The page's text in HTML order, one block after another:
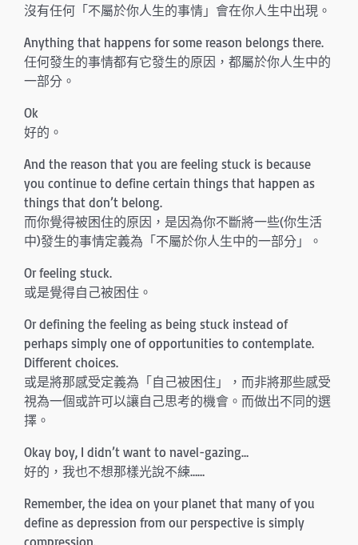
沒有任何「不屬於你人生的事情」會在你人生中出現。
Anything that happens for some reason belongs there.
任何發生的事情都有它發生的原因，都屬於你人生中的
一部分。
Ok
好的。
And the reason that you are feeling stuck is because
you continue to define certain things that happen as
things that don’t belong.
而你覺得被困住的原因，是因為你不斷將一些(你生活
中)發生的事情定義為「不屬於你人生中的一部分」。
Or feeling stuck.
或是覺得自己被困住。
Or defining the feeling as being stuck instead of
perhaps simply one of opportunities to contemplate.
Different choices.
或是將那感受定義為「自己被困住」，而非將那些感受
視為一個或許可以讓自己思考的機會。而做出不同的選
擇。
Okay boy, I didn’t want to navel-gazing…
好的，我也不想那樣光說不練……
Remember, the idea on your planet that many of you
define as depression from our perspective is simply
compression.